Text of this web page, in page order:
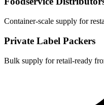
Container-scale supply for
Private Label Packers
Bulk supply for retail-ready